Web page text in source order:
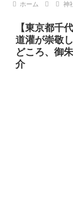
ホーム 神
【東京都千
道灌が崇敬
どころ、御
介